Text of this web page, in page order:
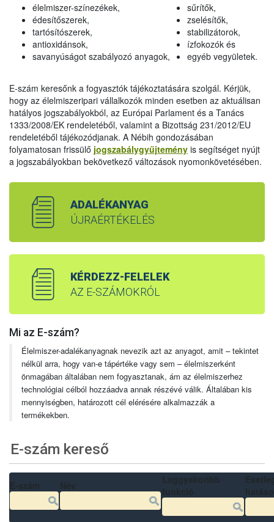
élelmiszer-színezékek,
édesítőszerek,
tartósítószerek,
antioxidánsok,
savanyúságot szabályozó anyagok,
sűrítők,
zselésítők,
stabilizátorok,
ízfokozók és
egyéb vegyületek.
E-szám keresőnk a fogyasztók tájékoztatására szolgál. Kérjük,
hogy az élelmiszeripari vállalkozók minden esetben az aktuálisan
hatályos jogszabályokból, az Európai Parlament és a Tanács
1333/2008/EK rendeletéből, valamint a Bizottság 231/2012/EU
rendeletéből tájékozódjanak. A Nébih gondozásában
folyamatosan frissülő jogszabálygyűjtemény is segítséget nyújt
a jogszabályokban bekövetkező változások nyomonkövetésében.
ADALÉKANYAG
ÚJRAÉRTÉKELÉS
KÉRDEZZ-FELELEK
AZ E-SZÁMOKRÓL
Mi az E-szám?
Élelmiszer-adalékanyagnak nevezik azt az anyagot, amit – tekintet
nélkül arra, hogy van-e tápértéke vagy sem – élelmiszerként
önmagában általában nem fogyasztanak, ám az élelmiszerhez
technológiai célból hozzáadva annak részévé válik. Általában kis
mennyiségben, határozott cél elérésére alkalmazzák a
termékekben.
E-szám kereső